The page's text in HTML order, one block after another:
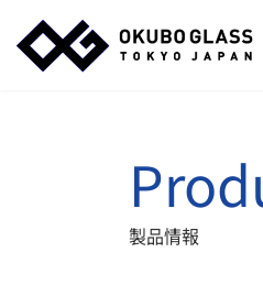
製品情報